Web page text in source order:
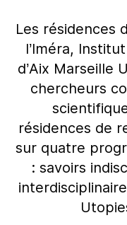
Les résidences
l’Iméra,
d’Aix Marseille
chercheurs
résidences de
sur quatre
: savoirs